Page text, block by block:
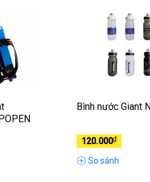
Bình nước Giant
120.000₫
So sánh